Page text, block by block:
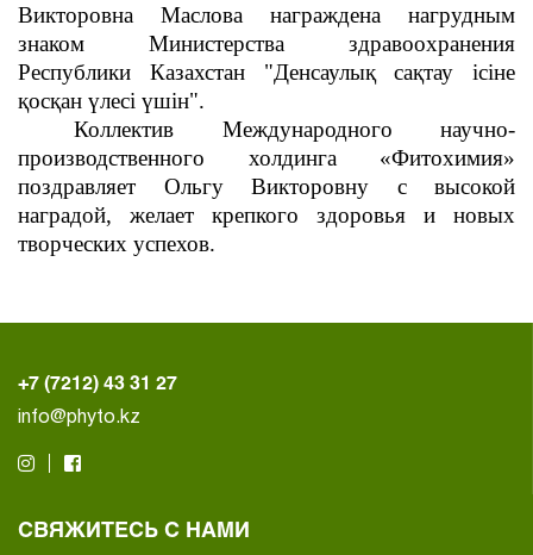
Викторовна Маслова награждена нагрудным
знаком Министерства здравоохранения
Республики Казахстан "Денсаулық сақтау ісіне
қосқан үлесі үшін".
Коллектив Международного научно-
производственного холдинга «Фитохимия»
поздравляет Ольгу Викторовну с высокой
наградой, желает крепкого здоровья и новых
творческих успехов.
+7 (7212) 43 31 27
info@phyto.kz
СВЯЖИТЕСЬ С НАМИ